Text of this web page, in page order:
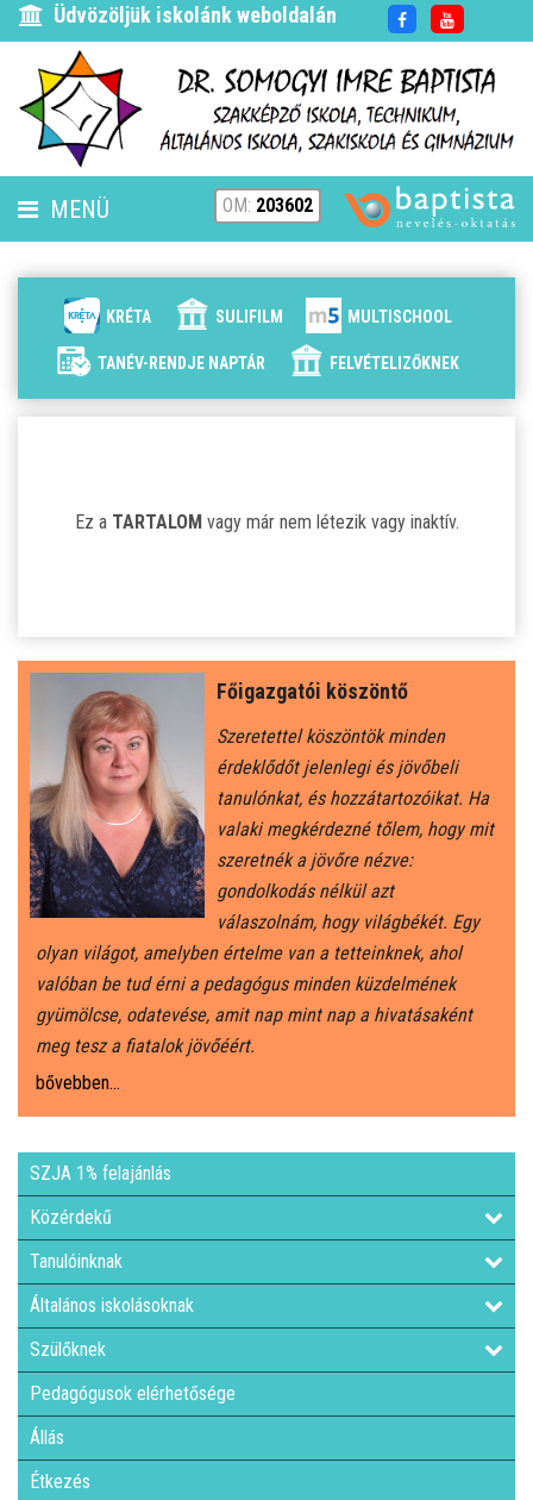
Üdvözöljük iskolánk weboldalán
MENÜ
HÍREK
ALAPÍTVÁNYUNK
SZJA 1% FELAJÁNLÁS
TANULÓINKNAK
ÁLTALÁNOS ISKOLÁSOKNAK
SZÜLŐKNEK
PEDAGÓGUSOK ELÉRHETŐSÉGE
ÉTKEZÉS
KORONAVÍRUS
ÁLTALÁNOS KÖZÉPFOKÚ OKTATÁS
KÖZÉPFOKÚ OKTATÁS
SZAKMAI KÖZÉPFOKÚ OKTATÁS
FELNŐTTOKTATÁS: ESTI GIMNÁZIUM
INTÉZMÉNYI DOKUMENTUMOK
OM: 203602
KRÉTA SULIFILM MULTISCHOOL
TANÉV-RENDJE NAPTÁR FELVÉTELIZŐKNEK
Főigazgatói köszöntő
Szeretettel köszöntök minden
érdeklődőt jelenlegi és jövőbeli
tanulónkat, és hozzátartozóikat. Ha
valaki megkérdezné tőlem, hogy mit
szeretnék a jövőre nézve:
gondolkodás nélkül azt
válaszolnám, hogy világbékét. Egy
olyan világot, amelyben értelme van a tetteinknek, ahol
valóban be tud érni a pedagógus minden küzdelmének
gyümölcse, odatevése, amit nap mint nap a hivatásaként
meg tesz a fiatalok jövőéért.
bővebben...
SZJA 1% felajánlás
Közérdekű
Tanulóinknak
Általános iskolásoknak
Szülőknek
Pedagógusok elérhetősége
Állás
Étkezés
Ez a TARTALOM vagy már nem létezik vagy inaktív.